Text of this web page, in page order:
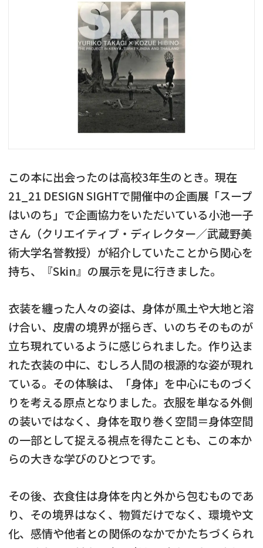
この本に出会ったのは高校3年生のとき。現在
21_21 DESIGN SIGHTで開催中の企画展「スープ
はいのち」で企画協力をいただいている小池一子
さん（クリエイティブ・ディレクター／武蔵野美
術大学名誉教授）が紹介していたことから関心を
持ち、『Skin』の展示を見に行きました。
衣装を纏った人々の姿は、身体が風土や大地と溶
け合い、皮膚の境界が揺らぎ、いのちそのものが
立ち現れているように感じられました。作り込ま
れた衣装の中に、むしろ人間の根源的な姿が現れ
ている。その体験は、「身体」を中心にものづく
りを考える原点となりました。衣服を単なる外側
の装いではなく、身体を取り巻く空間＝身体空間
の一部として捉える視点を得たことも、この本か
らの大きな学びのひとつです。
その後、衣食住は身体を内と外から包むものであ
り、その境界はなく、物質だけでなく、環境や文
化、感情や他者との関係のなかでかたちづくられ